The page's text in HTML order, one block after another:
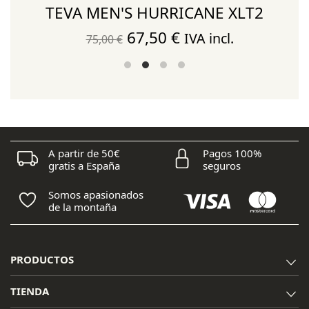
TEVA MEN'S HURRICANE XLT2
75,00€ El
precio
75,00 €.
67,50 €El
precio
67,50 €.
IVA incl.
A partir de 50€
gratis a España
Pagos 100%
seguros
Somos apasionados
de la montaña
PRODUCTOS
TIENDA